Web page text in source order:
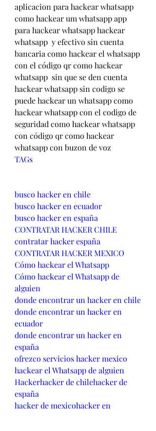
aplicacion para hackear whatsapp
como hackear um whatsapp app
para hackear whatsapp hackear
whatsapp  y efectivo sin cuenta
bancaria como hackear el whatsapp
con el código qr como hackear
whatsapp  sin que se den cuenta
hackear whatsapp sin codigo se
puede hackear un whatsapp como
hackear whatsapp con el codigo de
seguridad como hackear whatsapp
con código qr como hackear
whatsapp con buzon de voz
TAGs
busco hacker en chile
busco hacker en ecuador
busco hacker en españa
CONTRATAR HACKER CHILE
contratar hacker españa
CONTRATAR HACKER MEXICO
Cómo hackear el Whatsapp
Cómo hackear el Whatsapp de
alguien
donde encontrar un hacker en chile
donde encontrar un hacker en
ecuador
donde encontrar un hacker en
españa
ofrezco servicios hacker mexico
hackear el Whatsapp de alguien
Hackerhacker de chilehacker de
españa
hacker de mexicohacker en